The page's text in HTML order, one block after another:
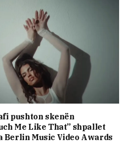
pushton skenën
Me Like That” shpallet
Berlin Music Video Awards